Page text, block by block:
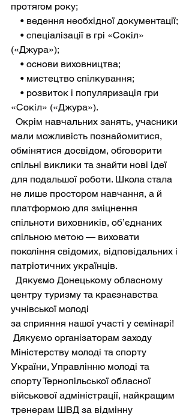
протягом року;
• ведення необхідної документації;
• спеціалізації в грі «Сокіл»
(«Джура»);
• основи виховництва;
• мистецтво спілкування;
• розвиток і популяризація гри
«Сокіл» («Джура»).
Окрім навчальних занять, учасники
мали можливість познайомитися,
обмінятися досвідом, обговорити
спільні виклики та знайти нові ідеї
для подальшої роботи. Школа стала
не лише простором навчання, а й
платформою для зміцнення
спільноти виховників, об’єднаних
спільною метою — виховати
покоління свідомих, відповідальних і
патріотичних українців.
Дякуємо Донецькому обласному
центру туризму та краєзнавства
учнівської молоді
за сприяння нашої участі у семінарі!
Дякуємо організаторам заходу
Міністерству молоді та спорту
України, Управлінню молоді та
спорту Тернопільської обласної
військової адміністрації, найкращим
тренерам ШВД за відмінну